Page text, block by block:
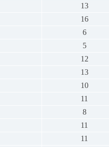
13
16
6
5
12
13
10
11
8
11
11